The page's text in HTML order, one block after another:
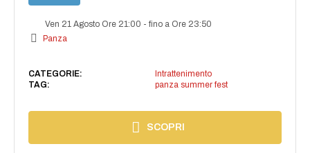
Ven 21 Agosto Ore 21:00 -fino a Ore 23:50
Panza
CATEGORIE:
Intrattenimento
TAG:
panza summer fest
SCOPRI